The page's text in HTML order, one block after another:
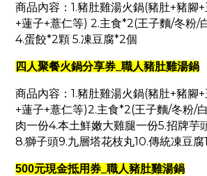
商品內容： 1.豬肚雞湯火鍋(豬肚+豬腳+
+蓮子+薏仁等) 2.主食*2(王子麵/冬粉/
4.蛋餃*2顆 5.凍豆腐*2個
四人聚餐火鍋分享券 職人豬肚雞湯鍋
商品內容： 1.豬肚雞湯火鍋(豬肚+豬腳+
+蓮子+薏仁等)2.主食*2(王子麵/冬粉/
肉一份4.本土鮮嫩大雞腿一份5.招牌芋
8.獅子頭9.九層塔花枝丸10.傳統凍豆腐
500元現金抵用券 職人豬肚雞湯鍋